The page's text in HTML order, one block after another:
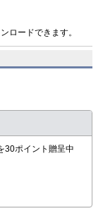
ロードできます。
30ポイント贈呈中